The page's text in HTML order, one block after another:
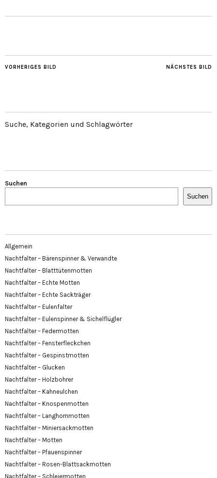
NÄCHSTES BILD
VORHERIGES BILD
Suche, Kategorien und Schlagwörter
Suchen
Suchen
Allgemein
Nachtfalter – Bärenspinner & Verwandte
Nachtfalter – Blatttütenmotten
Nachtfalter – Echte Motten
Nachtfalter – Echte Sackträger
Nachtfalter – Eulenfalter
Nachtfalter – Eulenspinner & Sichelflügler
Nachtfalter – Federmotten
Nachtfalter – Fensterfleckchen
Nachtfalter – Gespinstmotten
Nachtfalter – Glucken
Nachtfalter – Holzbohrer
Nachtfalter – Kahneulchen
Nachtfalter – Knospenmotten
Nachtfalter – Langhornmotten
Nachtfalter – Miniersackmotten
Nachtfalter – Motten
Nachtfalter – Pfauenspinner
Nachtfalter – Rosen-Blattsackmotten
Nachtfalter – Schleiermotten